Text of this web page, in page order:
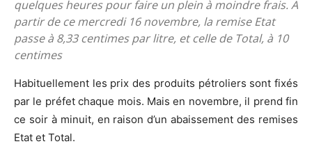
quelques heures pour faire un plein à moindre frais. A
partir de ce mercredi 16 novembre, la remise Etat
passe à 8,33 centimes par litre, et celle de Total, à 10
centimes
Habituellement les prix des produits pétroliers sont fixés
par le préfet chaque mois. Mais en novembre, il prend fin
ce soir à minuit, en raison d’un abaissement des remises
Etat et Total.